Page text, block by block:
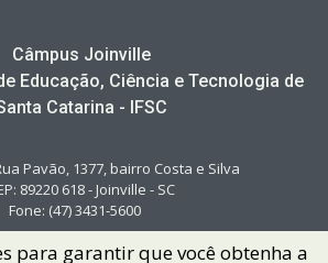
Câmpus Joinville
Educação, Ciência e Tecnologia de
Catarina - IFSC
Pavão, 1377, bairro Costa e Silva
89220 618 - Joinville - SC
Fone: (47) 3431-5600
para garantir que você obtenha a